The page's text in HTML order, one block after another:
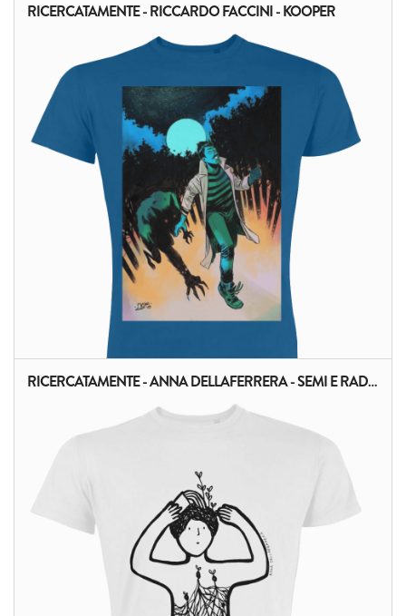
RICERCATAMENTE - RICCARDO FACCINI - KOOPER
RICERCATAMENTE - ANNA DELLAFERRERA - SEMI E RADICI